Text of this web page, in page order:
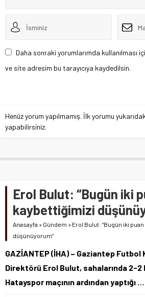
Daha sonraki yorumlarımda kullanılması
ve site adresim bu tarayıcıya kaydedilsin.
Henüz yorum yapılmamış. İlk yorumu
yapabilirsiniz.
Erol Bulut: “Bugün iki
kaybettiğimizi
Anasayfa » Gündem » Erol Bulut: “Bugün iki
düşünüyorum”
GAZİANTEP (İHA) – Gaziantep Futbol
Direktörü Erol Bulut, sahalarında 2-2
Hatayspor maçının ardından yaptığı …